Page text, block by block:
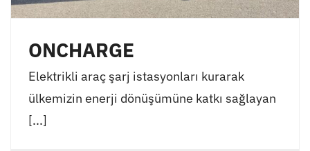
ONCHARGE
Elektrikli araç şarj istasyonları kurarak
ülkemizin enerji dönüşümüne katkı sağlayan
[...]